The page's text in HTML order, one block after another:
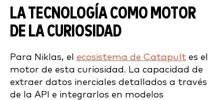
LA TECNOLOGÍA COMO MOTOR
DE LA CURIOSIDAD
Para Niklas, el ecosistema de Catapult es el
motor de esta curiosidad. La capacidad de
extraer datos inerciales detallados a través
de la API e integrarlos en modelos